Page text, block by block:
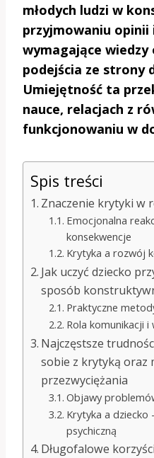
młodych ludzi w
przyjmowaniu opinii
wymagające
podejścia ze strony
Umiejętność ta
nauce, relacjach z
funkcjonowaniu w
Spis treści
Znaczenie krytyki w
Emocjonalna
konsekwencje
Krytyka a rozwój
Jak uczyć dziecko
sposób
Praktyczne
Rola komunikacji i
Najczęstsze
sobie z krytyką oraz
przezwyciężania
Objawy
Krytyka a
psychiczną
Długofalowe